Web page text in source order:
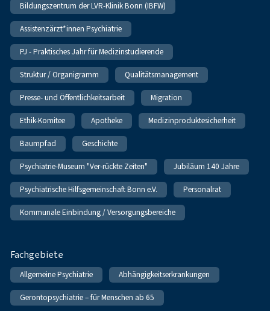
Bildungszentrum der LVR-Klinik Bonn (IBFW)
Assistenzärzt*innen Psychiatrie
PJ - Praktisches Jahr für Medizinstudierende
Struktur / Organigramm Qualitätsmanagement
Presse- und Öffentlichkeitsarbeit Migration
Ethik-Komitee Apotheke Medizinproduktesicherheit
Baumpfad Geschichte
Psychiatrie-Museum "Ver-rückte Zeiten" Jubiläum 140 Jahre
Psychiatrische Hilfsgemeinschaft Bonn e.V. Personalrat
Kommunale Einbindung / Versorgungsbereiche
Fachgebiete
Allgemeine Psychiatrie Abhängigkeitserkrankungen
Gerontopsychiatrie – für Menschen ab 65